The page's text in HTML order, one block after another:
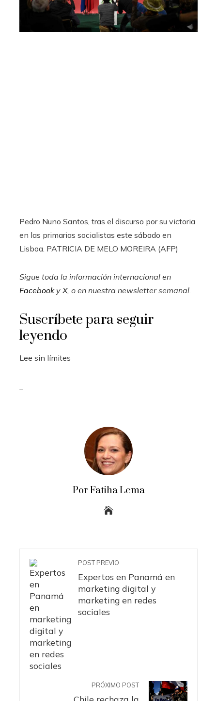
Pedro Nuno Santos, tras el discurso por su victoria
en las primarias socialistas este sábado en
Lisboa. PATRICIA DE MELO MOREIRA (AFP)
Sigue toda la información internacional en
FacebookyX, o en nuestra newsletter semanal.
Suscríbete para seguir
leyendo
Lee sin límites
Por Fatiha Lema
POST PREVIO
Expertos en Panamá en
marketing digital y
marketing en redes
sociales
PRÓXIMO POST